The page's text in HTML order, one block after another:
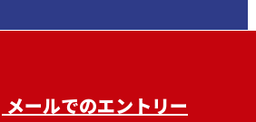
メールでのエントリー